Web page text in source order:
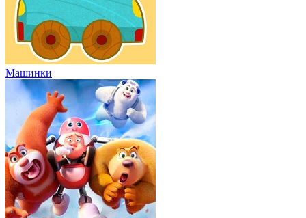
Машинки